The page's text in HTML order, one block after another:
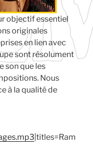
objectif essentiel
originales
en lien avec
sont résolument
son que les
Nous
à la qualité de
|titles=Ram